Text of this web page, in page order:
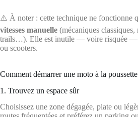
⚠️ À noter : cette technique ne fonctionne
vitesses manuelle (mécaniques classiques,
trails…). Elle est inutile — voire risquée —
ou scooters.
Comment démarrer une moto à la
1. Trouvez un espace sûr
Choisissez une zone dégagée, plate ou